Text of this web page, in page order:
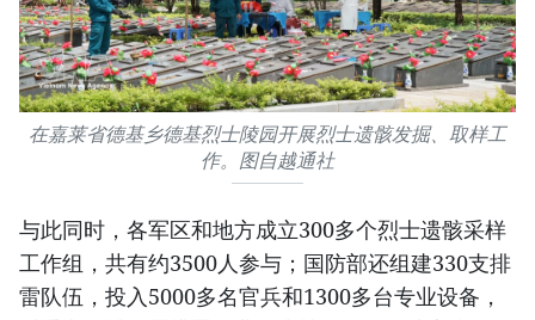
在嘉莱省德基乡德基烈士陵园开展烈士遗骸发掘、取样工
作。图自越通社
与此同时，各军区和地方成立300多个烈士遗骸采样
工作组，共有约3500人参与；国防部还组建330支排
雷队伍，投入5000多名官兵和1300多台专业设备，